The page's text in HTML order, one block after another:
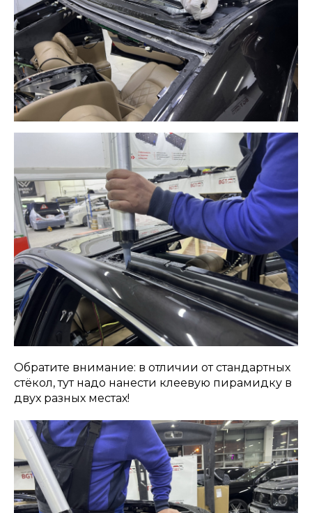
Обратите внимание: в отличии от стандартных
стёкол, тут надо нанести клеевую пирамидку в
двух разных местах!